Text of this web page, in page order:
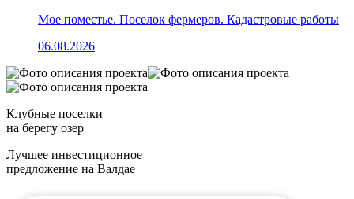
Мое поместье. Поселок фермеров. Кадастровые работы
06.08.2026
Клубные поселки
на берегу озер
Лучшее инвестиционное
предложение на Валдае